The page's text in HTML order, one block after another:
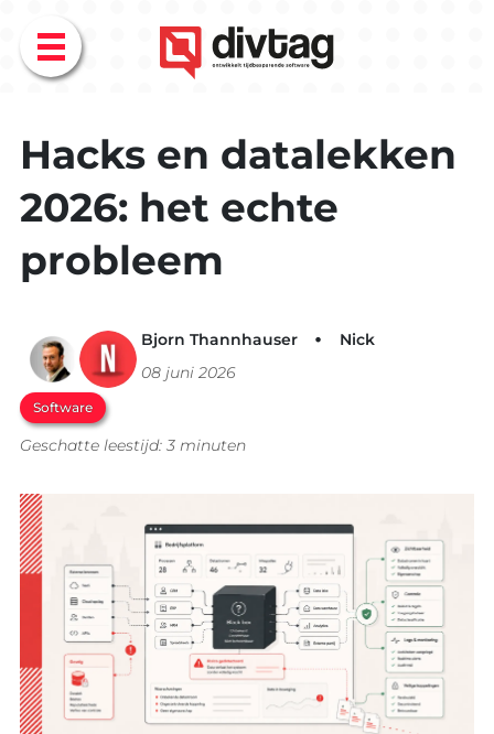
Menu
Hacks en datalekken
2026: het echte
probleem
Bjorn Thannhauser
Nick
08 juni 2026
Software
Geschatte leestijd: 3 minuten